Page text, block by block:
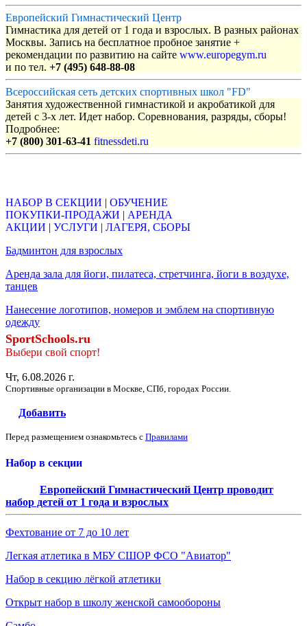
Европейский Гимнастический Центр
Гимнастика для детей от 1 года и взрослых. В разных районах
Москвы. Запись на бесплатное пробное занятие +
рекомендации по развитию на сайте www.europegym.ru
и по тел. +7 (495) 648-88-08
Всероссийская сеть детских спортивных школ "FD"
Занятия художественной гимнастикой и акробатикой для
детей с 3-х лет. Идет набор. Соревнования, разряды, сборы!
Подробнее:
+7 (800) 301-63-41 fitnessdeti.ru
НАБОР В СЕКЦИИ | ОБУЧЕНИЕ
ПОКУПКИ-ПРОДАЖИ | АРЕНДА
АКЦИИ | УСЛУГИ | ЛАГЕРЯ, СБОРЫ
Бадминтон для взрослых
Аренда зала для йоги, пилатеса, стретчинга, йоги в воздухе,
танцев
Нанесение логотипов, номеров и эмблем на спортивную
одежду
SportSchools.ru
Выбери свой спорт!
Чт, 6.08.2026 г.
Спортивные организации в Москве, СПб, городах России.
Добавить
Перед размещением ознакомьтесь с Правилами
Набор в секции
Европейский Гимнастический Центр проводит
набор детей от 1 года и взрослых
Фехтование от 7 до 10 лет
Легкая атлетика в МБУ СШОР ФСО "Авиатор"
Набор в секцию лёгкой атлетики
Открыт набор в школу женской самообороны